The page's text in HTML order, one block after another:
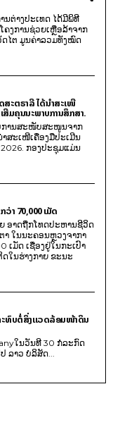
ນຕ່າງປະເທດ ໄດ້ມີພິທີ
ຄງການຊ່ວຍເຫຼືອລ້າຈາກ
ໄຕ ມູນຄ່າລວມທັງໝົດ
ະຕຣາລີ ໄດ້ນຳສະເໜີ
ສີມຄຸນນະພາບການສຶກສາ.
ການສະໜັບສະໜູນຈາກ
ສະເໜີເຄື່ອງມືປະເມີນ
2026. ກອງປະຊຸມແມ່ນ
າ 70,000 ເມັດ
ຍ ອາດຖືກໂທດປະຫານຊີວິດ
ໃນນະຄອນຫຼວງຈາກາ
ເມັດ ເຊື່ອງຢູ່ໃນກະເປົາ
ໃນຮ່າງກາຍ ຂະນະ
ທົບຕໍ່ສິ່ງແວດລ້ອມໜ້າດິນ
ໃນວັນທີ 30 ກໍລະກົດ
ລາວ ບໍລິສັດ...